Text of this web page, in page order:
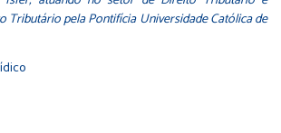
Tributário pela Pontifícia Universidade Católica de